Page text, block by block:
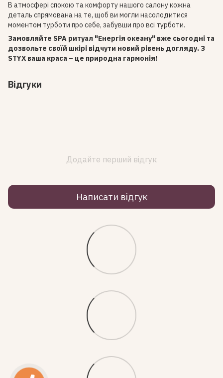
В атмосфері спокою та комфорту нашого салону кожна
деталь спрямована на те, щоб ви могли насолодитися
моментом турботи про себе, забувши про всі турботи.
Замовляйте SPA ритуал "Енергія океану" вже сьогодні та
дозвольте своїй шкірі відчути новий рівень догляду. З
STYX ваша краса – це природна гармонія!
Відгуки
Додайте перший відгук
Написати відгук